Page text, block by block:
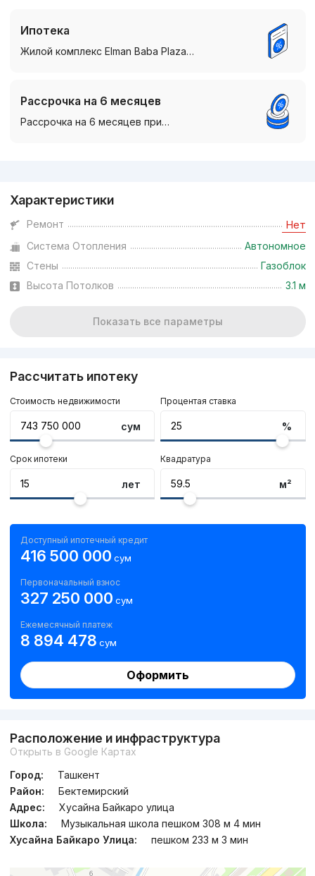
Ипотека
Жилой комплекс Elman Baba Plaza…
Рассрочка на 6 месяцев
Рассрочка на 6 месяцев при…
Характеристики
Ремонт Нет
Система Отопления
Автономное
Стены
Газоблок
Высота Потолков
3.1 м
Показать все параметры
Рассчитать ипотеку
Стоимость недвижимости
сум
Срок ипотеки
лет
Процентая ставка
%
Квадратура
м²
Доступный ипотечный кредит
416 500 000 сум
Первоначальный взнос
327 250 000 сум
Ежемесячный платеж
8 894 478 сум
Оформить
Расположение и инфраструктура
Открыть в Google Картах
Город:
Ташкент
Район:
Бектемирский
Адрес:
Хусайна Байкаро улица
Школа:
Музыкальная школа пешком 308 м 4 мин
Хусайна Байкаро Улица:
пешком 233 м 3 мин